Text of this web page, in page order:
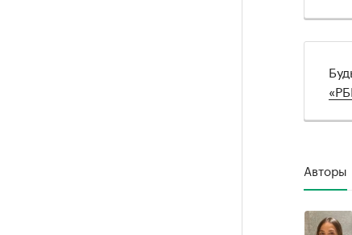
Авторы